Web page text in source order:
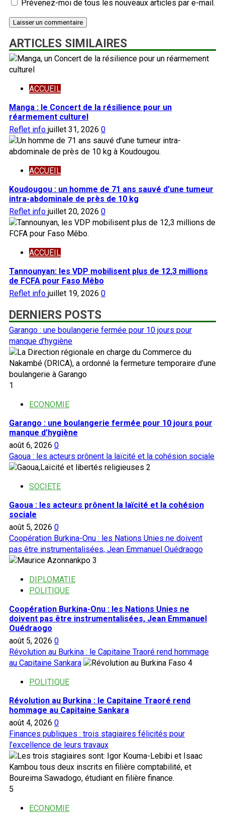
Prévenez-moi de tous les nouveaux articles par e-mail.
ARTICLES SIMILAIRES
ACCUEIL
Manga : le Concert de la résilience pour un
réarmement culturel
Reflet info juillet 31, 2026 0
ACCUEIL
Koudougou : un homme de 71 ans sauvé d’une tumeur
intra-abdominale de près de 10 kg
Reflet info juillet 20, 2026 0
ACCUEIL
Tannounyan: les VDP mobilisent plus de 12,3 millions
de FCFA pour Faso Mêbo
Reflet info juillet 19, 2026 0
DERNIERS POSTS
Garango : une boulangerie fermée pour 10 jours pour
manque d’hygiène
1
ECONOMIE
Garango : une boulangerie fermée pour 10 jours pour
manque d’hygiène
août 6, 2026 0
Gaoua : les acteurs prônent la laïcité et la cohésion sociale
2
SOCIETE
Gaoua : les acteurs prônent la laïcité et la cohésion
sociale
août 5, 2026 0
Coopération Burkina-Onu : les Nations Unies ne doivent
pas être instrumentalisées, Jean Emmanuel Ouédraogo
3
DIPLOMATIE
POLITIQUE
Coopération Burkina-Onu : les Nations Unies ne
doivent pas être instrumentalisées, Jean Emmanuel
Ouédraogo
août 5, 2026 0
Révolution au Burkina : le Capitaine Traoré rend hommage
au Capitaine Sankara
4
POLITIQUE
Révolution au Burkina : le Capitaine Traoré rend
hommage au Capitaine Sankara
août 4, 2026 0
Finances publiques : trois stagiaires félicités pour
l’excellence de leurs travaux
5
ECONOMIE